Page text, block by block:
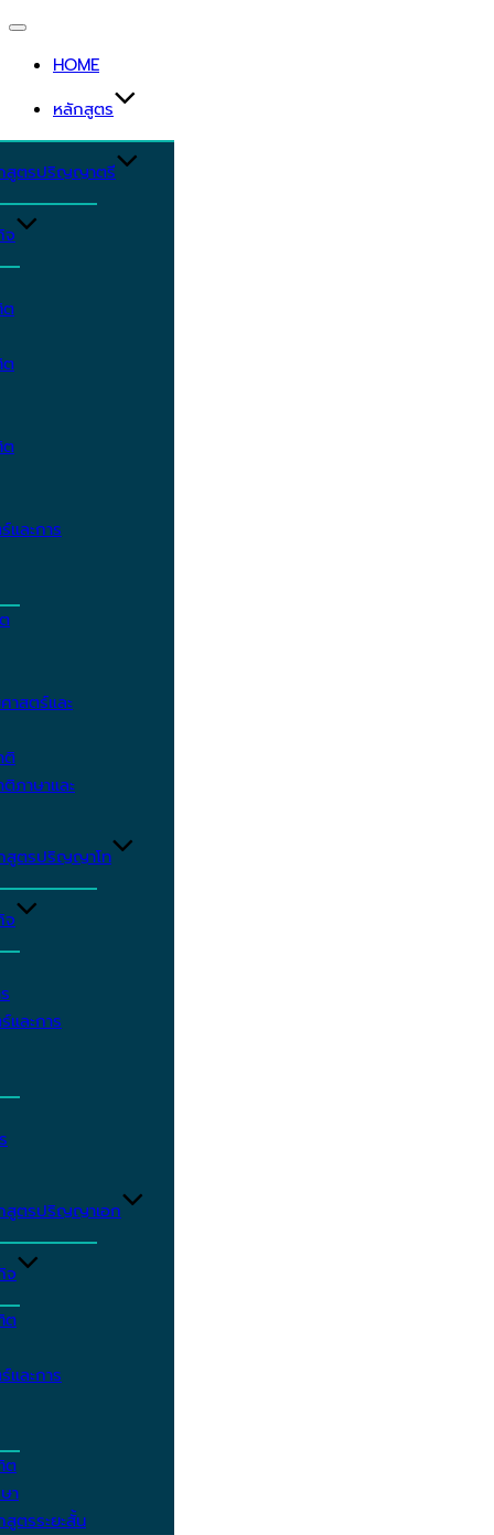
Toggle
navigation
HOME
หลักสูตร
สูตรปริญญาตรี
จ
ต
ต
ต
ละการ
สตร์และ
ติ
ภาษาและ
สูตรปริญญาโท
จ
ละการ
สูตรปริญญาเอก
จ
ต
ละการ
ต
า
ตรระยะสั้น